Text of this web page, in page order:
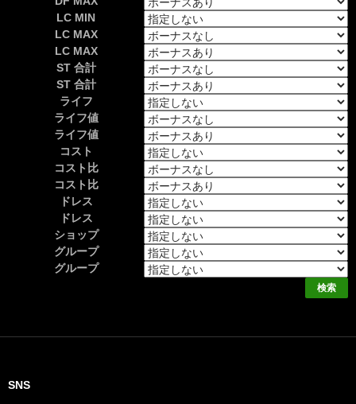
LC MIN
LC MAX
LC MAX
ST 合計
ST 合計
ライフ
ライフ値
ライフ値
コスト
コスト比
コスト比
ドレス
ドレス
ショップ
グループ
グループ
SNS